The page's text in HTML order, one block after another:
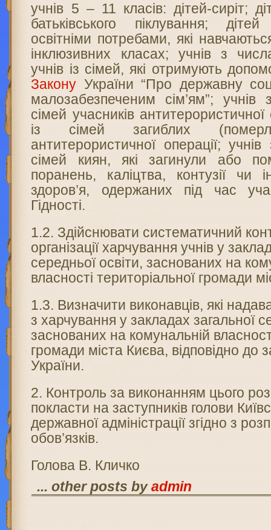
учнів 5 – 11 класів: дітей-сиріт;
батьківського піклування;
освітніми потребами, які
інклюзивних класах; учнів з числа
учнів із сімей, які отримують
Закону України “Про державну
малозабезпеченим сім’ям”; учнів
сімей учасників антитерористичної
із сімей загиблих
антитерористичної операції;
сімей киян, які загинули або
поранень, каліцтва, контузії чи
здоров’я, одержаних під час
Гідності.
1.2. Здійснювати систематичний
організації харчування учнів у
середньої освіти, заснованих на
власності територіальної громади
1.3. Визначити виконавців, які
з харчування у закладах загальної
заснованих на комунальній
громади міста Києва, відповідно до
України.
2. Контроль за виконанням цього
покласти на заступників голови
державної адміністрації згідно з
обов’язків.
Голова В. Кличко
... other posts byadmin